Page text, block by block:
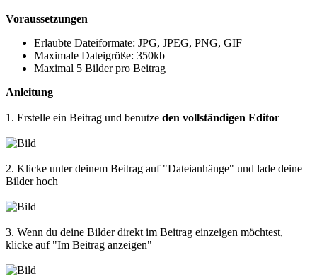
Voraussetzungen
Erlaubte Dateiformate: JPG, JPEG, PNG, GIF
Maximale Dateigröße: 350kb
Maximal 5 Bilder pro Beitrag
Anleitung
1. Erstelle ein Beitrag und benutze den vollständigen Editor
2. Klicke unter deinem Beitrag auf "Dateianhänge" und lade deine
Bilder hoch
3. Wenn du deine Bilder direkt im Beitrag einzeigen möchtest,
klicke auf "Im Beitrag anzeigen"